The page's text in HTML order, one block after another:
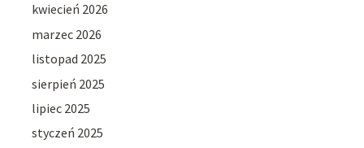
kwiecień 2026
marzec 2026
listopad 2025
sierpień 2025
lipiec 2025
styczeń 2025